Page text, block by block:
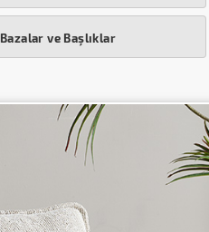
Bazalar ve Başlıklar